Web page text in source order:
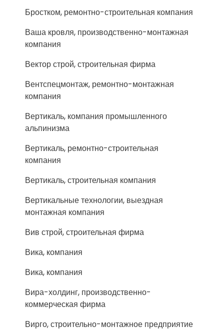
Бростком, ремонтно-строительная компания
Ваша кровля, производственно-монтажная
компания
Вектор строй, строительная фирма
Вентспецмонтаж, ремонтно-монтажная
компания
Вертикаль, компания промышленного
альпинизма
Вертикаль, ремонтно-строительная
компания
Вертикаль, строительная компания
Вертикальные технологии, выездная
монтажная компания
Вив строй, строительная фирма
Вика, компания
Вика, компания
Вира-холдинг, производственно-
коммерческая фирма
Вирго, строительно-монтажное предприятие